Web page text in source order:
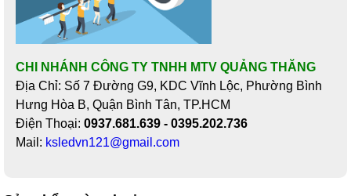
CHI NHÁNH CÔNG TY TNHH MTV QUẢNG THĂNG
Địa Chỉ: Số 7 Đường G9, KDC Vĩnh Lộc, Phường Bình
Hưng Hòa B, Quận Bình Tân, TP.HCM
Điện Thoại: 0937.681.639 - 0395.202.736
Mail: ksledvn121@gmail.com